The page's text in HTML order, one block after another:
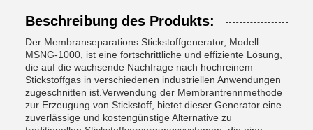
Beschreibung des Produkts:
Der Membranseparations Stickstoffgenerator, Modell
MSNG-1000, ist eine fortschrittliche und effiziente Lösung,
die auf die wachsende Nachfrage nach hochreinem
Stickstoffgas in verschiedenen industriellen Anwendungen
zugeschnitten ist.Verwendung der Membrantrennmethode
zur Erzeugung von Stickstoff, bietet dieser Generator eine
zuverlässige und kostengünstige Alternative zu